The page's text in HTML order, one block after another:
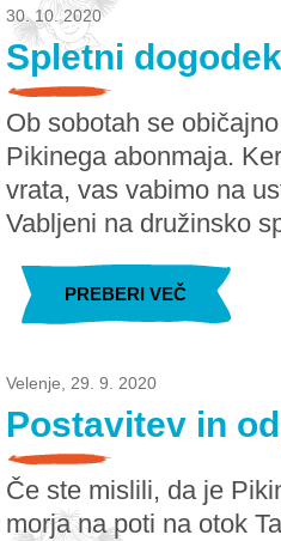
30. 10. 2020
Spletni
Ob sobotah se
Pikinega abonmaja.
vrata, vas vabimo na
Vabljeni na družinsko
PREBERI VEČ
Velenje, 29. 9. 2020
Postavitev in
Če ste mislili, da je
morja na poti na otok